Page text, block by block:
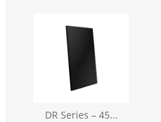
DR Series – 45...